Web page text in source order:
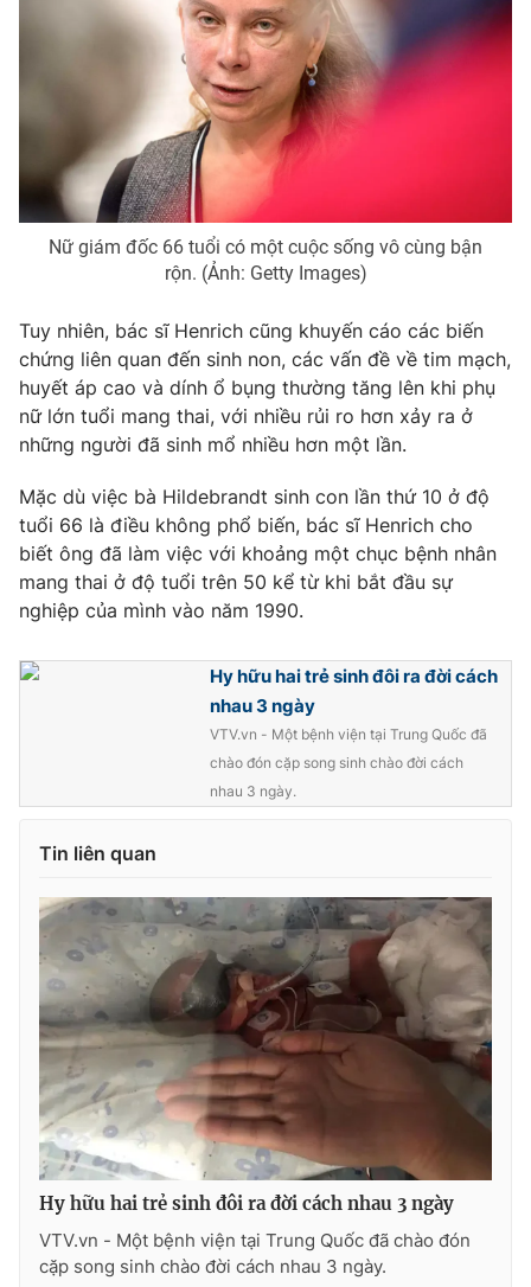
THỜI BÁO VTV
Theo dõi báo trên
Cơ quan báo chí: Thời báo VTV
Giấy phép hoạt động báo in và báo điện tử số 483/GP-BTTTT
cấp ngày 29/12/2023
Tổng Biên tập:Vũ Thanh Thủy
Phó Tổng Biên tập:Nguyễn Thị Mỹ Hạnh, Phạm Quốc Thắng,
Tổng đài VTV: 024.38 355 931 - 024.38 355 932
Ðiện thoại Thời báo VTV: 024.66 897 897
Email: toasoan@vtv.vn
Liên hệ quảng cáo: 024-7300.7108
® Cấm sao chép dưới mọi hình thức nếu không có sự chấp
thuận bằng văn bản. Ghi rõ nguồn VTV.vn khi phát hành lại
thông tin từ website này.
Nữ giám đốc 66 tuổi có một cuộc sống vô cùng bận
rộn. (Ảnh: Getty Images)
Tuy nhiên, bác sĩ Henrich cũng khuyến cáo các biến
chứng liên quan đến sinh non, các vấn đề về tim mạch,
huyết áp cao và dính ổ bụng thường tăng lên khi phụ
nữ lớn tuổi mang thai, với nhiều rủi ro hơn xảy ra ở
những người đã sinh mổ nhiều hơn một lần.
Mặc dù việc bà Hildebrandt sinh con lần thứ 10 ở độ
tuổi 66 là điều không phổ biến, bác sĩ Henrich cho
biết ông đã làm việc với khoảng một chục bệnh nhân
mang thai ở độ tuổi trên 50 kể từ khi bắt đầu sự
nghiệp của mình vào năm 1990.
Hy hữu hai trẻ sinh đôi ra đời cách
nhau 3 ngày
VTV.vn - Một bệnh viện tại Trung Quốc đã
chào đón cặp song sinh chào đời cách
nhau 3 ngày.
Tin liên quan
Hy hữu hai trẻ sinh đôi ra đời cách nhau 3 ngày
VTV.vn - Một bệnh viện tại Trung Quốc đã chào đón
cặp song sinh chào đời cách nhau 3 ngày.